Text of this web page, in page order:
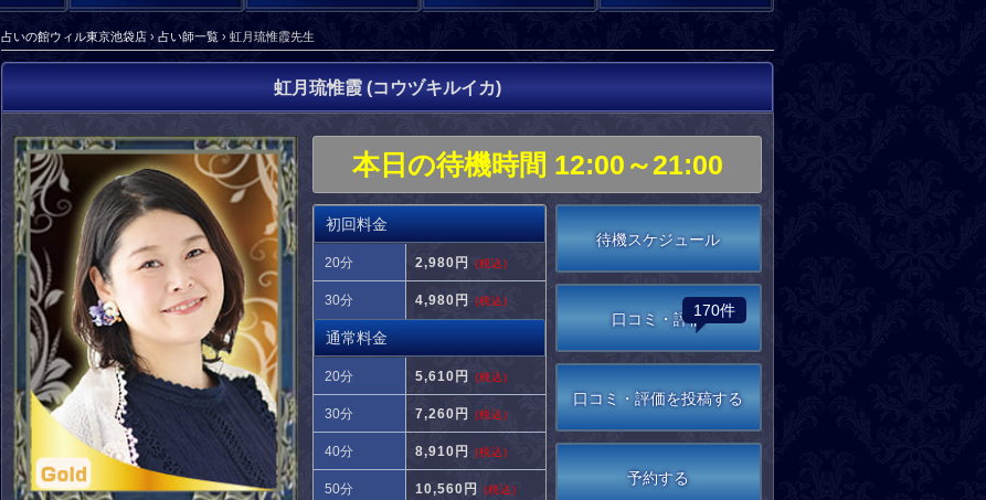
占いの館ウィル東京池袋店 › 占い師一覧 › 虹月琉惟霞先生
虹月琉惟霞 (コウヅキルイカ)
本日の待機時間 12:00～21:00
初回料金
20分 2,980円 (税込)
30分 4,980円 (税込)
通常料金
20分 5,610円 (税込)
30分 7,260円 (税込)
40分 8,910円 (税込)
50分 10,560円 (税込)
待機スケジュール
口コミ・評価170件
口コミ・評価を投稿する
予約する